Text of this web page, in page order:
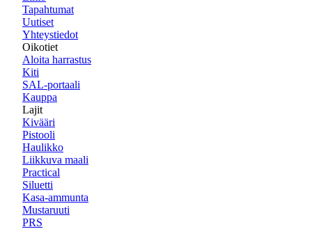
Tapahtumat
Uutiset
Yhteystiedot
Oikotiet
Aloita harrastus
Kiti
SAL-portaali
Kauppa
Lajit
Kivääri
Pistooli
Haulikko
Liikkuva maali
Practical
Siluetti
Kasa-ammunta
Mustaruuti
PRS